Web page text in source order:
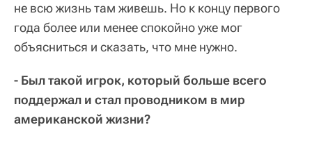
не всю жизнь там живешь. Но к концу первого
года более или менее спокойно уже мог
объясниться и сказать, что мне нужно.
- Был такой игрок, который больше всего
поддержал и стал проводником в мир
американской жизни?